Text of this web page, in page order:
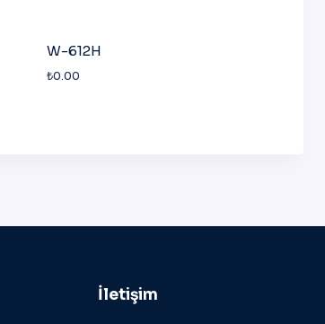
W-612H
₺0.00
İletişim